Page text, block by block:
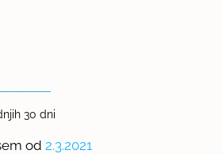
30 dni
od 2.3.2021